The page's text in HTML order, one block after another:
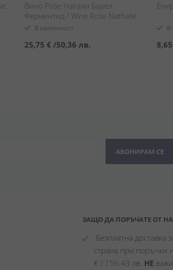
Вино Розе Натали Барел
Ферментид / Wine Rose Nathalie
Barrel Fermentid
В наличност
25,75 € /50,36 лв.
В
АБОНИРАМ СЕ
ЗАЩО ДА ПОРЪЧАТЕ ОТ
Безплатна доставка
страна при поръчки
€ / 156.43 лв. НЕ